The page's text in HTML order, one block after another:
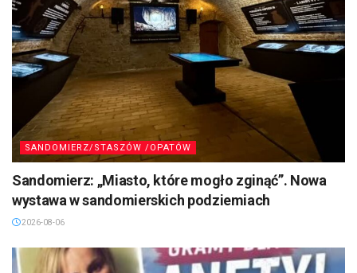
SANDOMIERZ/STASZÓW /OPATÓW
Sandomierz: „Miasto, które mogło zginąć”. Nowa
wystawa w sandomierskich podziemiach
2026-08-06